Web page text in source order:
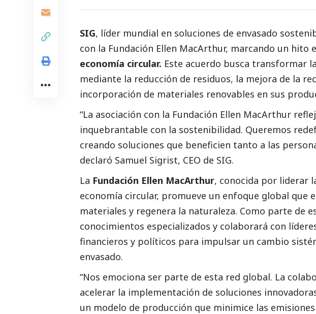
SIG, líder mundial en soluciones de envasado
con la Fundación Ellen MacArthur, marcando un hito
economía circular. Este acuerdo busca transformar
mediante la reducción de residuos, la mejora de la
incorporación de materiales renovables en sus
“La asociación con la Fundación Ellen MacArthur
inquebrantable con la sostenibilidad. Queremos
creando soluciones que beneficien tanto a las
declaró Samuel Sigrist, CEO de SIG.
La Fundación Ellen MacArthur, conocida por liderar
economía circular, promueve un enfoque global que
materiales y regenera la naturaleza. Como parte de
conocimientos especializados y colaborará con
financieros y políticos para impulsar un cambio
envasado.
“Nos emociona ser parte de esta red global. La
acelerar la implementación de soluciones
un modelo de producción que minimice las